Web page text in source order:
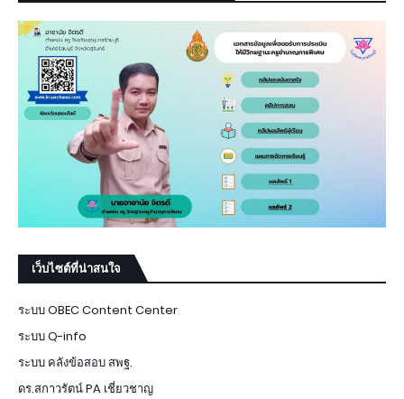
เว็บไซต์ที่น่าสนใจ
ระบบ OBEC Content Center
ระบบ Q-info
ระบบ คลังข้อสอบ สพฐ.
ดร.สกาวรัตน์ PA เชี่ยวชาญ